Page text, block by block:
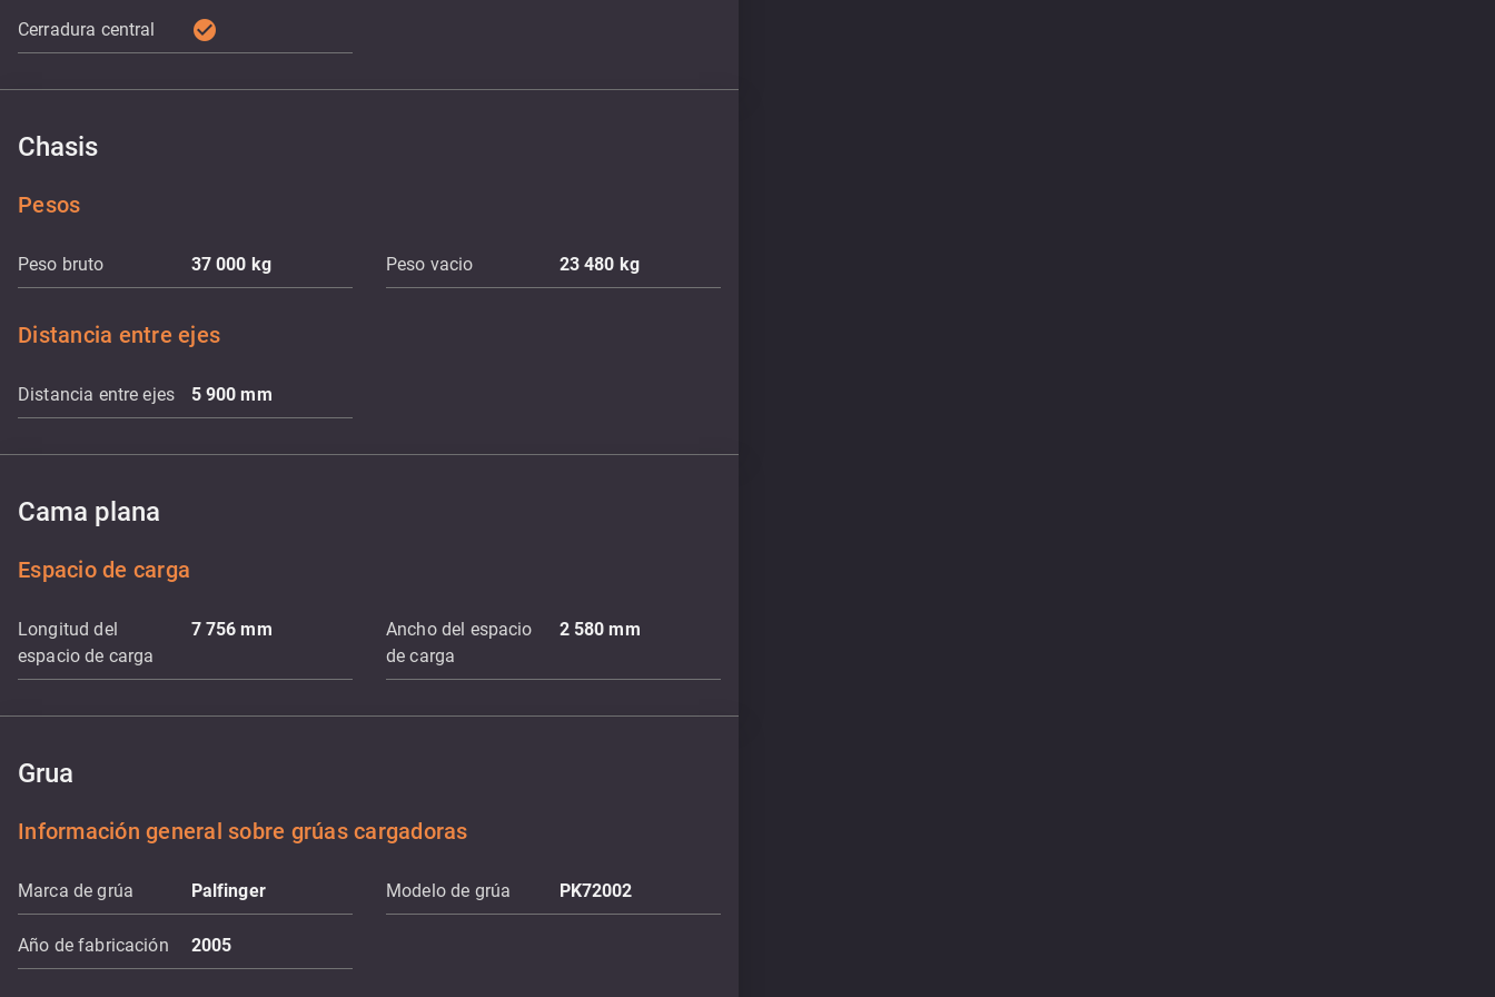
Cerradura central check_circle
Chasis
Pesos
Peso bruto 37 000 kg Peso vacio 23 480 kg
Distancia entre ejes
Distancia entre ejes 5 900mm
Cama plana
Espacio de carga
Longitud del
espacio de carga
7 756mm
Ancho del espacio
de carga
2 580mm
Grua
Información general sobre grúas cargadoras
Marca de grúa Palfinger Modelo de grúa PK72002
Año de fabricación 2005